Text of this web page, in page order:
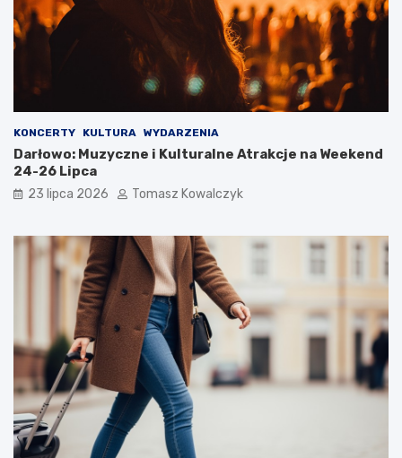
KONCERTY KULTURA WYDARZENIA
Darłowo: Muzyczne i Kulturalne Atrakcje na Weekend
24-26 Lipca
23 lipca 2026 Tomasz Kowalczyk